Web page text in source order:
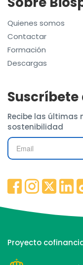
Quienes somos
Contactar
Formación
Descargas
Recibe las últimas
sostenibilidad
Proyecto